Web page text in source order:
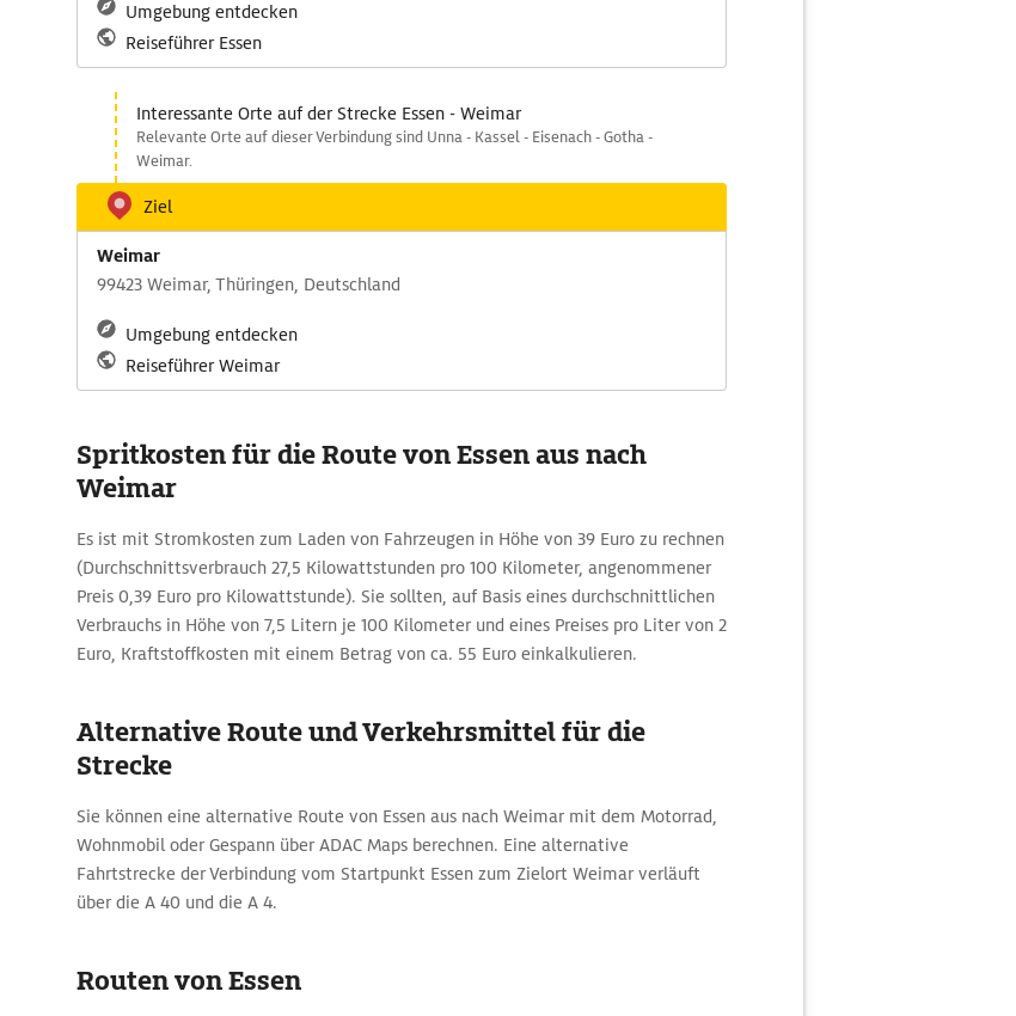
Umgebung entdecken
Reiseführer Essen
Interessante Orte auf der Strecke Essen - Weimar
Relevante Orte auf dieser Verbindung sind Unna - Kassel - Eisenach - Gotha -
Weimar.
Ziel
Weimar
99423 Weimar, Thüringen, Deutschland
Umgebung entdecken
Reiseführer Weimar
Spritkosten für die Route von Essen aus nach
Weimar
Es ist mit Stromkosten zum Laden von Fahrzeugen in Höhe von 39 Euro zu rechnen
(Durchschnittsverbrauch 27,5 Kilowattstunden pro 100 Kilometer, angenommener
Preis 0,39 Euro pro Kilowattstunde). Sie sollten, auf Basis eines durchschnittlichen
Verbrauchs in Höhe von 7,5 Litern je 100 Kilometer und eines Preises pro Liter von 2
Euro, Kraftstoffkosten mit einem Betrag von ca. 55 Euro einkalkulieren.
Alternative Route und Verkehrsmittel für die
Strecke
Sie können eine alternative Route von Essen aus nach Weimar mit dem Motorrad,
Wohnmobil oder Gespann über ADAC Maps berechnen. Eine alternative
Fahrtstrecke der Verbindung vom Startpunkt Essen zum Zielort Weimar verläuft
über die A 40 und die A 4.
Routen von Essen